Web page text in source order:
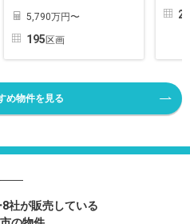
5,790万円〜
195 区画
2
め物件を見る
社が販売している